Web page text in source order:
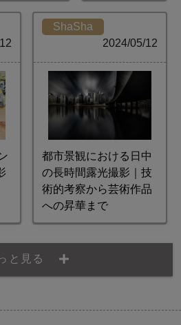
界
選び
ShaSha
2024/05/12
都市景観における日中
の長時間露光撮影｜技
術的考察から芸術作品
への昇華まで
と見る